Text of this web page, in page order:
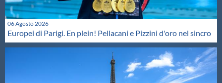
06 Agosto 2026
Europei di Parigi. En plein! Pellacani e Pizzini d'oro nel sincro